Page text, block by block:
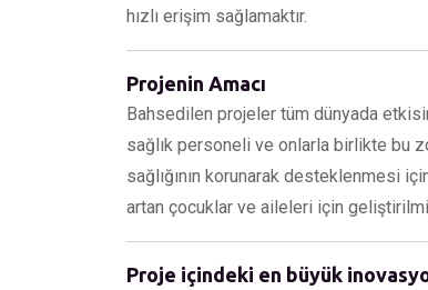
hızlı erişim sağlamaktır.
Projenin Amacı
Bahsedilen projeler tüm dünyada
sağlık personeli ve onlarla birlikte bu
sağlığının korunarak desteklenmesi
artan çocuklar ve aileleri için
Proje içindeki en büyük